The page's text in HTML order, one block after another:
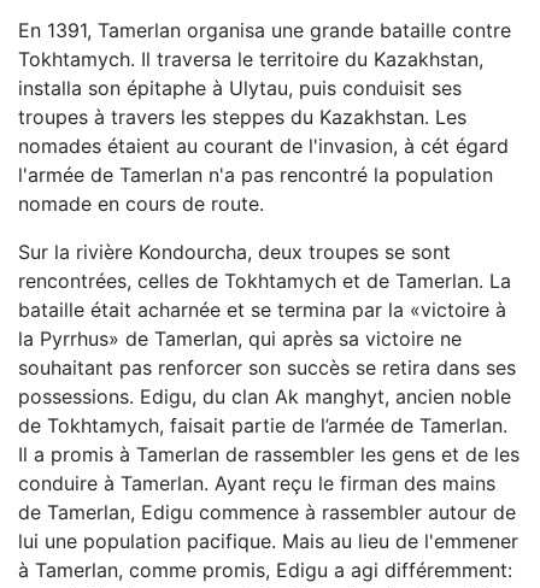
En 1391, Tamerlan organisa une grande bataille contre
Tokhtamych. Il traversa le territoire du Kazakhstan,
installa son épitaphe à Ulytau, puis conduisit ses
troupes à travers les steppes du Kazakhstan. Les
nomades étaient au courant de l'invasion, à cét égard
l'armée de Tamerlan n'a pas rencontré la population
nomade en cours de route.
Sur la rivière Kondourcha, deux troupes se sont
rencontrées, celles de Tokhtamych et de Tamerlan. La
bataille était acharnée et se termina par la «victoire à
la Pyrrhus» de Tamerlan, qui après sa victoire ne
souhaitant pas renforcer son succès se retira dans ses
possessions. Edigu, du clan Ak manghyt, ancien noble
de Tokhtamych, faisait partie de l’armée de Tamerlan.
Il a promis à Tamerlan de rassembler les gens et de les
conduire à Tamerlan. Ayant reçu le firman des mains
de Tamerlan, Edigu commence à rassembler autour de
lui une population pacifique. Mais au lieu de l'emmener
à Tamerlan, comme promis, Edigu a agi différemment: